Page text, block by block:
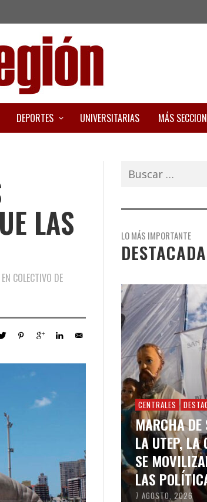
DEPORTES UNIVERSITARIAS MÁS
LAS
COLECTIVO DE
Buscar:
LO MÁS IMPORTANTE
CENTRALES
MARCHA DE
LA UTEP, LA
SE
LAS
7 AGOSTO, 2026